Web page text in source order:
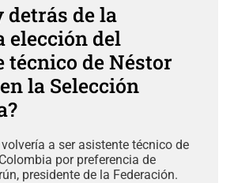
detrás de la
elección del
técnico de Néstor
la Selección
a ser asistente técnico de
por preferencia de
presidente de la Federación.